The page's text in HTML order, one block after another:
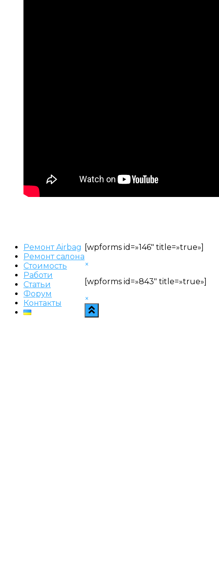
Ремонт Airbag
Ремонт салона
Стоимость
Работи
Статьи
Форум
Контакты
[wpforms id=»146″ title=»true»]
×
[wpforms id=»843″ title=»true»]
×